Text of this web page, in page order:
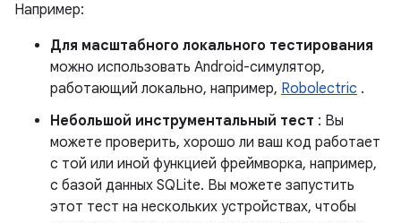
Например:
Для масштабного локального тестирования
можно использовать Android-симулятор,
работающий локально, например, Robolectric .
Небольшой инструментальный тест : Вы
можете проверить, хорошо ли ваш код работает
с той или иной функцией фреймворка, например,
с базой данных SQLite. Вы можете запустить
этот тест на нескольких устройствах, чтобы